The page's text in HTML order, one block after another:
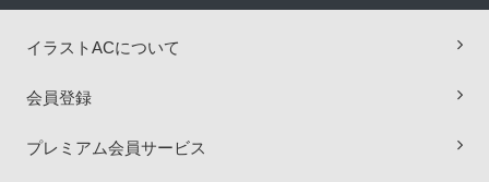
イラストACについて
会員登録
プレミアム会員サービス